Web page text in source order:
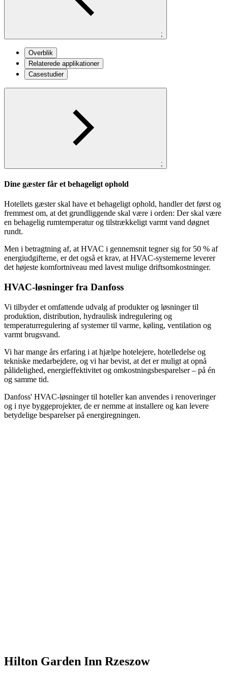
;
Overblik
Relaterede applikationer
Casestudier
;
Dine gæster får et behageligt ophold
Hotellets gæster skal have et behageligt ophold, handler det først og
fremmest om, at det grundliggende skal være i orden: Der skal være
en behagelig rumtemperatur og tilstrækkeligt varmt vand døgnet
rundt.
Men i betragtning af, at HVAC i gennemsnit tegner sig for 50 % af
energiudgifterne, er det også et krav, at HVAC-systemerne leverer
det højeste komfortniveau med lavest mulige driftsomkostninger.
HVAC-løsninger fra Danfoss
Vi tilbyder et omfattende udvalg af produkter og løsninger til
produktion, distribution, hydraulisk indregulering og
temperaturregulering af systemer til varme, køling, ventilation og
varmt brugsvand.
Vi har mange års erfaring i at hjælpe hotelejere, hotelledelse og
tekniske medarbejdere, og vi har bevist, at det er muligt at opnå
pålidelighed, energieffektivitet og omkostningsbesparelser – på én
og samme tid.
Danfoss' HVAC-løsninger til hoteller kan anvendes i renoveringer
og i nye byggeprojekter, de er nemme at installere og kan levere
betydelige besparelser på energiregningen.
Hilton Garden Inn Rzeszow